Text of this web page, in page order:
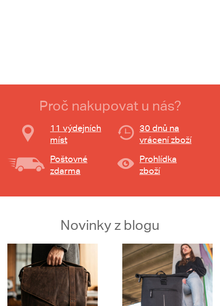
Proč nakupovat u nás?
11 výdejních
míst
30 dnů na
vrácení zboží
Poštovné
zdarma
Prohlídka
zboží
Novinky z blogu